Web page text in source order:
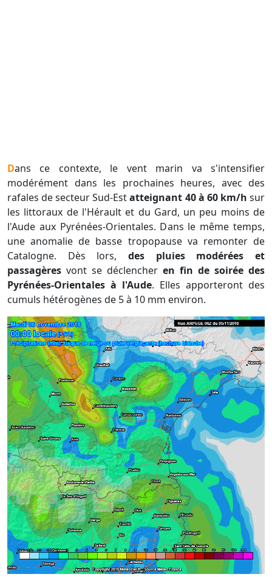
Dans ce contexte, le vent marin va s'intensifier
modérément dans les prochaines heures, avec des
rafales de secteur Sud-Estatteignant 40 à 60 km/h sur
les littoraux de l'Hérault et du Gard, un peu moins de
l'Aude aux Pyrénées-Orientales. Dans le même temps,
une anomalie de basse tropopause va remonter de
Catalogne. Dès lors, des pluies modérées et
passagères vont se déclencher en fin de soirée des
Pyrénées-Orientales à l'Aude. Elles apporteront des
cumuls hétérogènes de 5 à 10 mm environ.